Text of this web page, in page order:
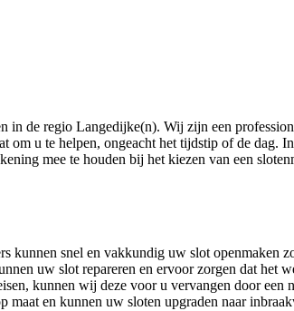
de regio Langedijke(n). Wij zijn een
u te helpen, ongeacht het tijdstip of de dag.
mee te houden bij het kiezen van een
kunnen snel en vakkundig uw slot openmaken
uw slot repareren en ervoor zorgen dat het
kunnen wij deze voor u vervangen door een
en kunnen uw sloten upgraden naar